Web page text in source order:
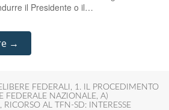
il Presidente o il…
→
FEDERALI , 1. IL PROCEDIMENTO
FEDERALE NAZIONALE, A)
, RICORSO AL TFN-SD: INTERESSE